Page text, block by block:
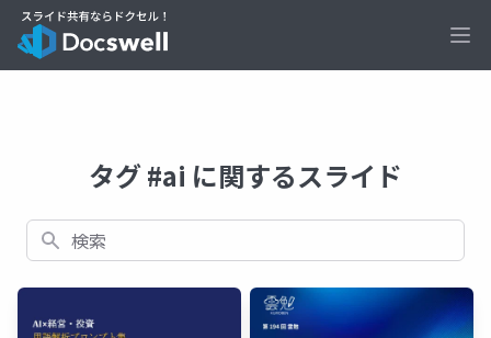
タグ #ai に関するスライド
検索